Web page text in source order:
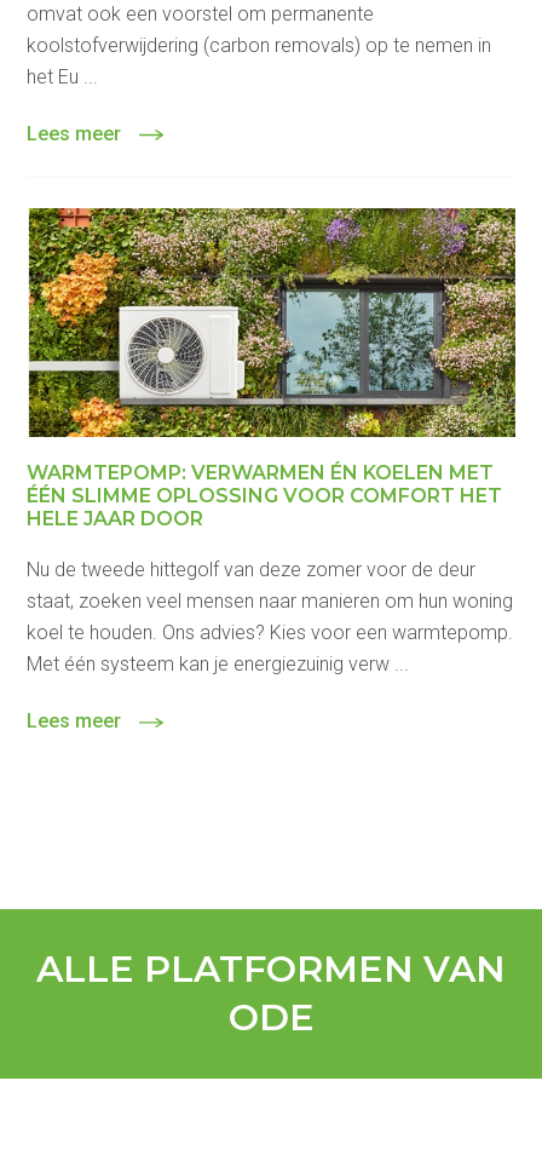
omvat ook een voorstel om permanente
koolstofverwijdering (carbon removals) op te nemen in
het Eu ...
Lees meer
WARMTEPOMP: VERWARMEN ÉN KOELEN MET
ÉÉN SLIMME OPLOSSING VOOR COMFORT HET
HELE JAAR DOOR
Nu de tweede hittegolf van deze zomer voor de deur
staat, zoeken veel mensen naar manieren om hun woning
koel te houden. Ons advies? Kies voor een warmtepomp.
Met één systeem kan je energiezuinig verw ...
Lees meer
ALLE PLATFORMEN VAN
ODE